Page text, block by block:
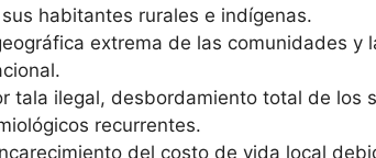
habitantes rurales e indígenas.
extrema de las comunidades y
tala ilegal, desbordamiento total de los
recurrentes.
del costo de vida local